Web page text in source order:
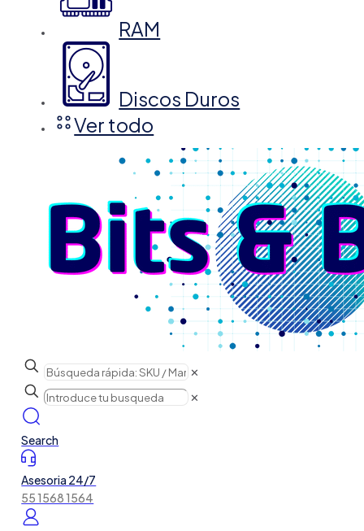
RAM
Discos Duros
Ver todo
✕
✕
Search
Asesoria 24/7
55 1568 1564